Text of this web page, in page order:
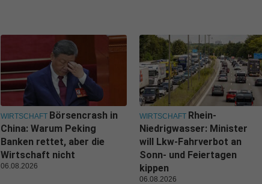
WIRTSCHAFT Börsencrash in
China: Warum Peking
Banken rettet, aber die
Wirtschaft nicht
06.08.2026
WIRTSCHAFT Rhein-
Niedrigwasser: Minister
will Lkw-Fahrverbot an
Sonn- und Feiertagen
kippen
06.08.2026